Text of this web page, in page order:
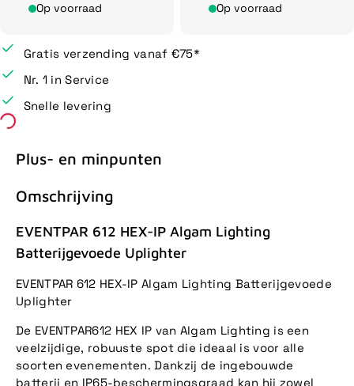
Op voorraad Op voorraad
Gratis verzending vanaf €75*
Nr. 1 in Service
Snelle levering
Plus- en minpunten
Omschrijving
EVENTPAR 612 HEX-IP Algam Lighting
Batterijgevoede Uplighter
EVENTPAR 612 HEX-IP Algam Lighting Batterijgevoede
Uplighter
De EVENTPAR612 HEX IP van Algam Lighting is een
veelzijdige, robuuste spot die ideaal is voor alle
soorten evenementen. Dankzij de ingebouwde
batterij en IP65-beschermingsgraad kan hij zowel